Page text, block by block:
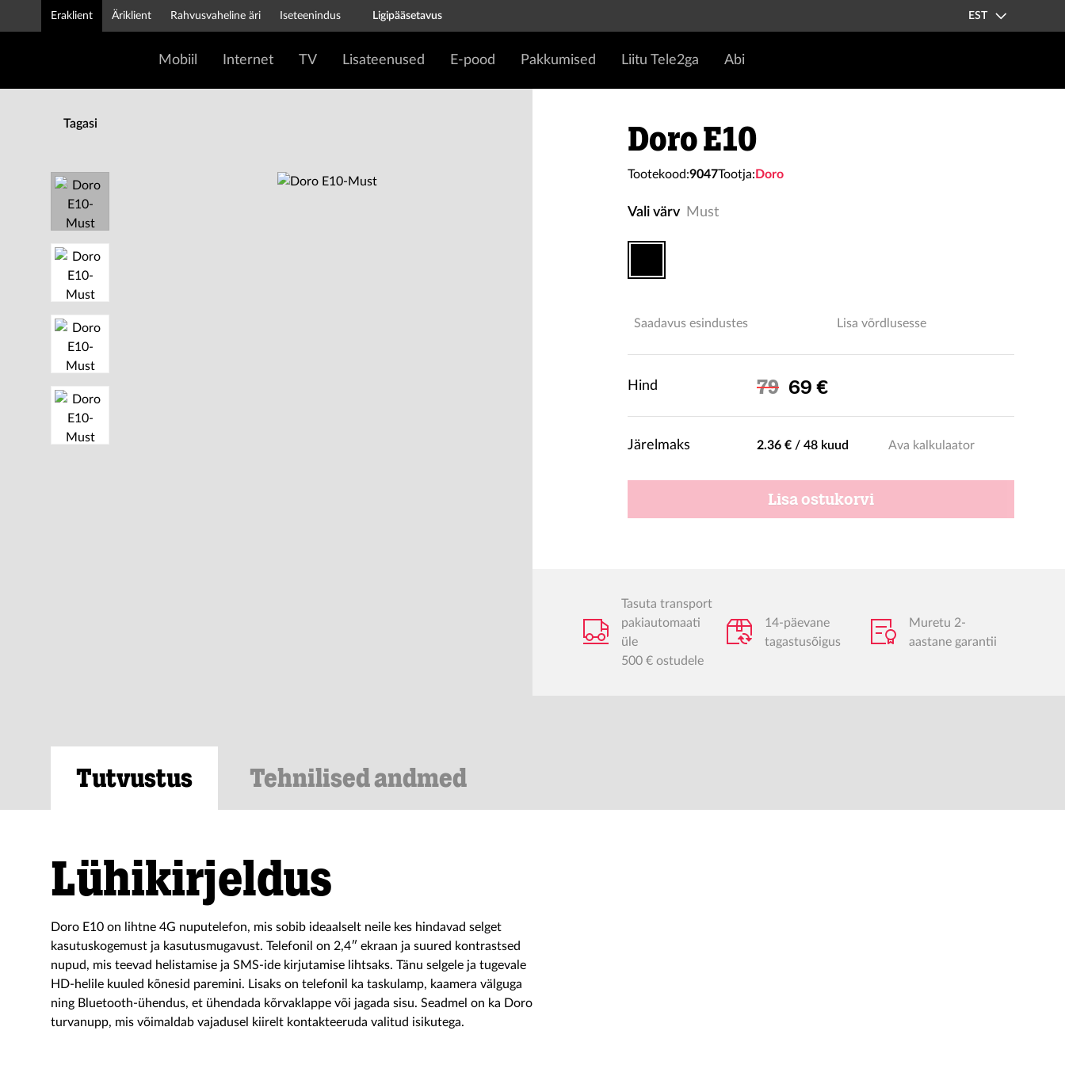
Eraklient Äriklient Rahvusvaheline äri Iseteenindus Ligipääsetavus EST
Mobiil Internet TV Lisateenused E-pood Pakkumised Liitu Tele2ga Abi
Tagasi Doro E10
Tootekood:9047Tootja: Doro
Vali värv Must
Saadavus esindustes Lisa võrdlusesse
Hind 79 Soodushind
69 €
Järelmaks 2.36 € / 48 kuud Ava kalkulaator
Lisa ostukorvi
Tasuta transport
pakiautomaati
üle
500 € ostudele
14-päevane
tagastusõigus
Muretu 2-
aastane garantii
Tutvustus Tehnilised andmed
Lühikirjeldus
Doro E10 on lihtne 4G nuputelefon, mis sobib ideaalselt neile kes hindavad selget
kasutuskogemust ja kasutusmugavust. Telefonil on 2,4″ ekraan ja suured kontrastsed
nupud, mis teevad helistamise ja SMS-ide kirjutamise lihtsaks. Tänu selgele ja tugevale
HD-helile kuuled kõnesid paremini. Lisaks on telefonil ka taskulamp, kaamera välguga
ning Bluetooth-ühendus, et ühendada kõrvaklappe või jagada sisu. Seadmel on ka Doro
turvanupp, mis võimaldab vajadusel kiirelt kontakteeruda valitud isikutega.